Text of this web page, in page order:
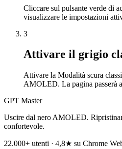
Cliccare sul pulsante verde di
visualizzare le impostazioni
3
Attivare il grigio
Attivare la Modalità scura
AMOLED. La pagina passerà
GPT Master
Uscire dal nero AMOLED.
confortevole.
22.000+ utenti · 4,8★ su Chrome